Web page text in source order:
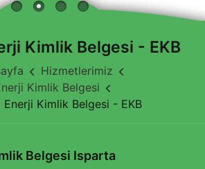
Kimlik Belgesi - EKB
Hizmetlerimiz
Kimlik Belgesi
Enerji Kimlik Belgesi - EKB
Belgesi Isparta